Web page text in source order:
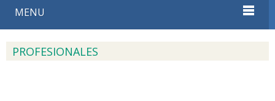
MENU
PROFESIONALES